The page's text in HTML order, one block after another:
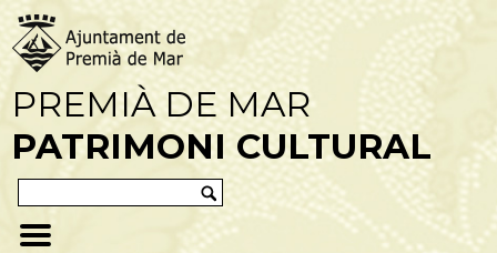
PREMIÀ DE MAR
PATRIMONI CULTURAL